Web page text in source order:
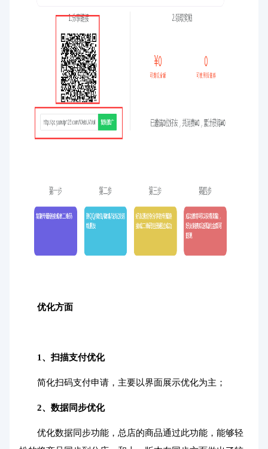
优化方面
1、扫描支付优化
简化扫码支付申请，主要以界面展示优化为主；
2、数据同步优化
优化数据同步功能，总店的商品通过此功能，能够轻